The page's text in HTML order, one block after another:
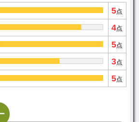
5点
4点
5点
3点
5点